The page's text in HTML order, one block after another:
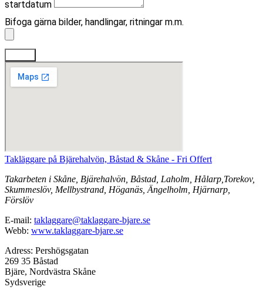
startdatum
Bifoga gärna bilder, handlingar, ritningar m.m.
Takläggare på Bjärehalvön, Båstad & Skåne - Fri Offert
Takarbeten i Skåne, Bjärehalvön, Båstad, Laholm, Hålarp,Torekov,
Skummeslöv, Mellbystrand, Höganäs, Ängelholm, Hjärnarp,
Förslöv
E-mail: taklaggare@taklaggare-bjare.se
Webb: www.taklaggare-bjare.se
Adress: Pershögsgatan
269 35 Båstad
Bjäre, Nordvästra Skåne
Sydsverige